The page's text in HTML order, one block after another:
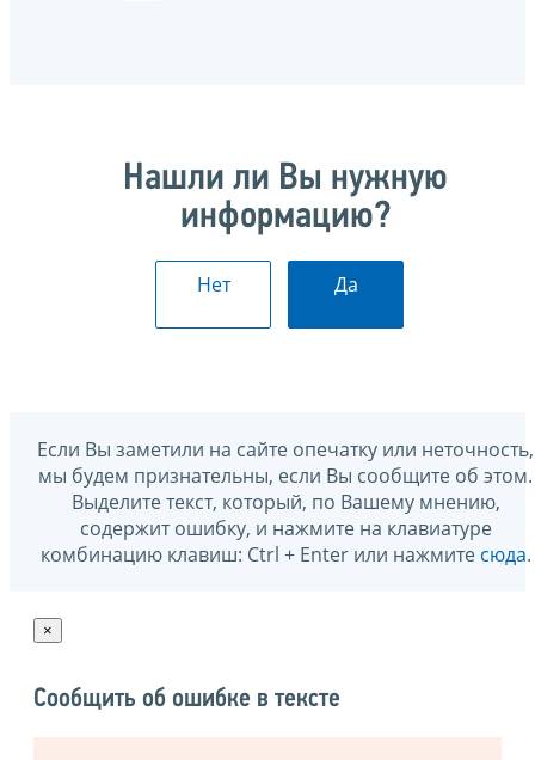
Нашли ли Вы нужную
информацию?
Нет Да
Если Вы заметили на сайте опечатку или неточность,
мы будем признательны, если Вы сообщите об этом.
Выделите текст, который, по Вашему мнению,
содержит ошибку, и нажмите на клавиатуре
комбинацию клавиш: Ctrl + Enter или нажмите сюда.
×
Сообщить об ошибке в тексте